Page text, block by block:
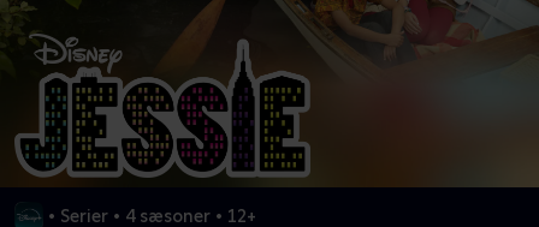
• Serier • 4 sæsoner • 12+